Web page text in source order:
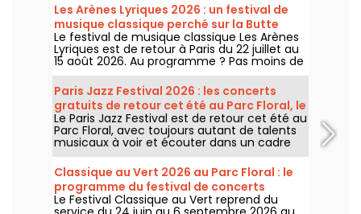
Les Arènes Lyriques 2026 : un festival de
musique classique perché sur la Butte
Montmartre
Le festival de musique classique Les Arènes
Lyriques est de retour à Paris du 22 juillet au
15 août 2026. Au programme ? Pas moins de
16 concerts donnés au sein des Arènes de
Montmartre, un cadre idyllique pour écouter
les grands classiques.
Paris Jazz Festival 2026 : les concerts
gratuits de retour cet été au Parc Floral, le
programme
Le Paris Jazz Festival est de retour cet été au
Parc Floral, avec toujours autant de talents
musicaux à voir et écouter dans un cadre
bucolique. Voici le programme des concerts
gratuits à découvrir du 24 juin au 6
septembre 2026 !
Classique au Vert 2026 au Parc Floral : le
programme du festival de concerts
gratuits
Le Festival Classique au Vert reprend du